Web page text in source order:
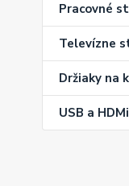
Pracovné
Televízne
Držiaky na
USB a